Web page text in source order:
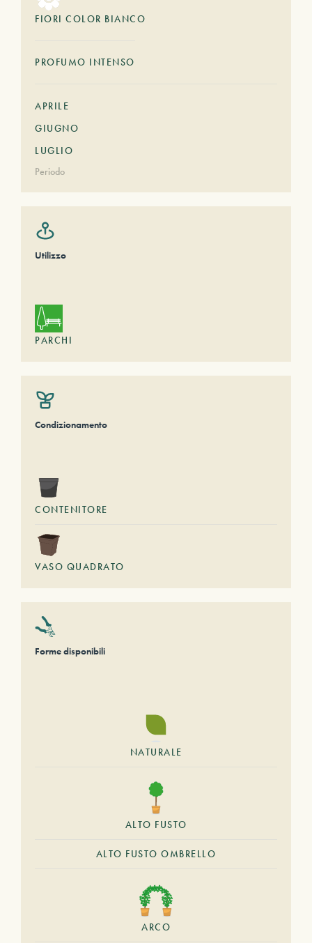
FIORI COLOR BIANCO
PROFUMO INTENSO
APRILE
GIUGNO
LUGLIO
Periodo
Utilizzo
PARCHI
Condizionamento
CONTENITORE
VASO QUADRATO
Forme disponibili
NATURALE
ALTO FUSTO
ALTO FUSTO OMBRELLO
ARCO